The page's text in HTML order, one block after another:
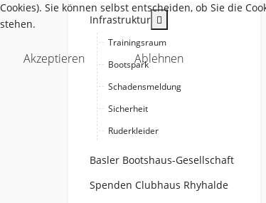
Infrastruktur
Trainingsraum
Bootspark
Schadensmeldung
Sicherheit
Ruderkleider
Basler Bootshaus-Gesellschaft
Spenden Clubhaus Rhyhalde
Cookies). Sie können selbst entscheiden, ob Sie die
stehen.
Akzeptieren Ablehnen